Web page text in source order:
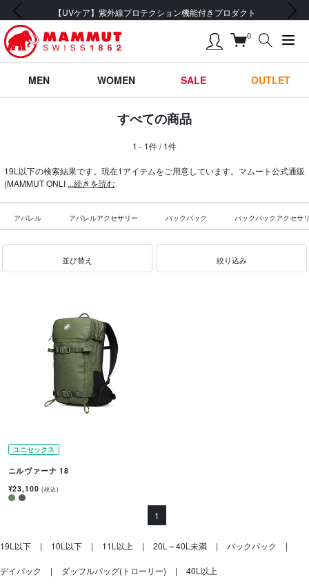
【UVケア】紫外線プロテクション機能付きプロダクト
前の画像 次の画像
0
MEN WOMEN SALE OUTLET
すべての商品
1 - 1件 / 1件
19L以下の検索結果です。現在1アイテムをご用意しています。マムート公式通販
(MAMMUT ONLI ...続きを読む
アパレル アパレルアクセサリー バックパック バックパックアクセサ
並び替え 絞り込み
ユニセックス
ニルヴァーナ 18
¥23,100(税込)
1
19L以下 10L以下 11L以上 20L～40L未満 バックパック
デイパック ダッフルバッグ(トローリー) 40L以上